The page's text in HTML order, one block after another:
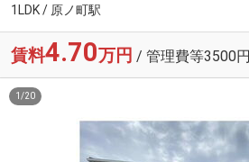
1LDK / 原ノ町駅
賃料4.70万円 / 管理費等3500円
1 /20